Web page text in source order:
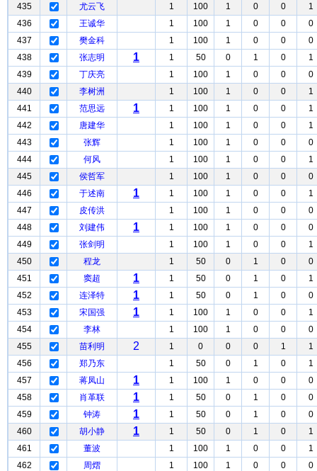
435 尤云飞 1 100 1 0 0
1
436
王诚华 1 100 1 0 0
0
437
樊金科 1 100 1 0 0
0
438
张志明 1 1 50 0 1 0
1
439
丁庆亮 1 100 1 0 0
0
440
李树洲 1 100 1 0 0
1
441
范思远 1 1 100 1 0 0
1
442
唐建华 1 100 1 0 0
1
443
张辉 1 100 1 0 0
0
444
何风 1 100 1 0 0
1
445
侯哲军 1 100 1 0 0
0
446
于述南 1 1 100 1 0 0
1
447
皮传洪 1 100 1 0 0
0
448
刘建伟 1 1 100 1 0 0
0
449
张剑明 1 100 1 0 0
1
450
程龙 1 50 0 1 0
0
451
窦超 1 1 50 0 1 0
1
452
连泽特 1 1 50 0 1 0
0
453
宋国强 1 1 100 1 0 0
1
454
李林 1 100 1 0 0
0
455
苗利明 2 1 0 0 0 1
1
456
郑乃东 1 50 0 1 0
1
457
蒋凤山 1 1 100 1 0 0
0
458
肖革联 1 1 50 0 1 0
0
459
钟涛 1 1 50 0 1 0
0
460
胡小静 1 1 50 0 1 0
1
461
董波 1 100 1 0 0
1
462
周熠 1 100 1 0 0
0